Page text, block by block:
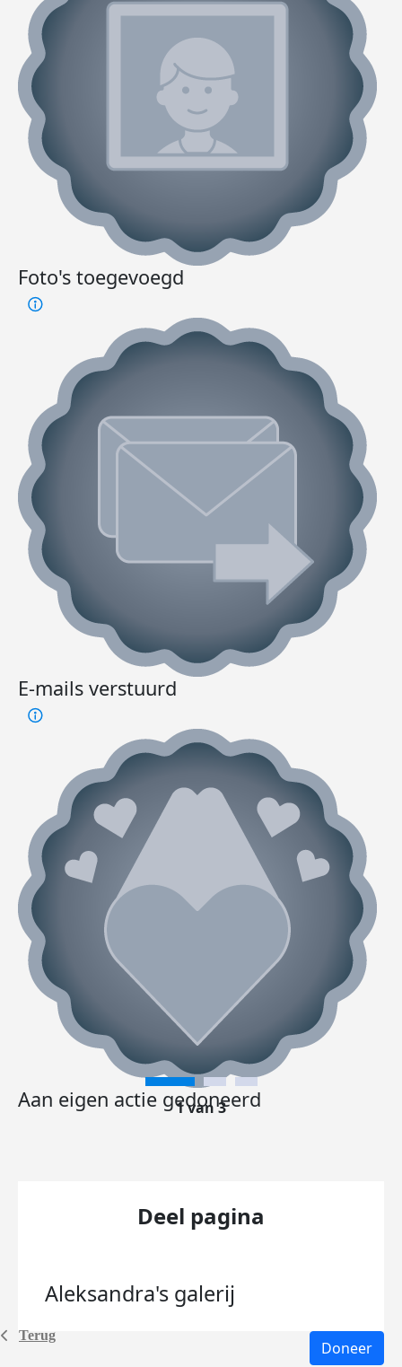
Terug
Foto's toegevoegd
E-mails verstuurd
Aan eigen actie gedoneerd
1 van 3
Deel pagina
Aleksandra's galerij
Doneer